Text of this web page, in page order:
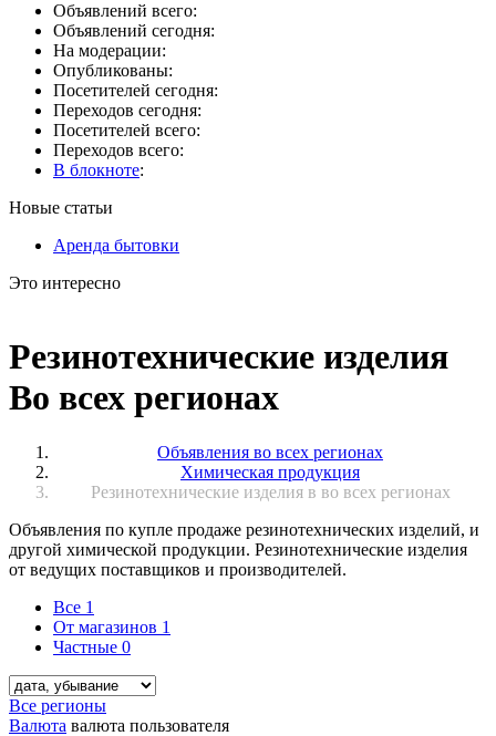
Объявлений всего:
Объявлений сегодня:
На модерации:
Опубликованы:
Посетителей сегодня:
Переходов сегодня:
Посетителей всего:
Переходов всего:
В блокноте:
Новые статьи
Аренда бытовки
Это интересно
Резинотехнические изделия
Во всех регионах
Объявления во всех регионах
Химическая продукция
Резинотехнические изделия в во всех регионах
Объявления по купле продаже резинотехнических изделий, и
другой химической продукции. Резинотехнические изделия
от ведущих поставщиков и производителей.
Все 1
От магазинов 1
Частные 0
Все регионы
Валюта валюта пользователя